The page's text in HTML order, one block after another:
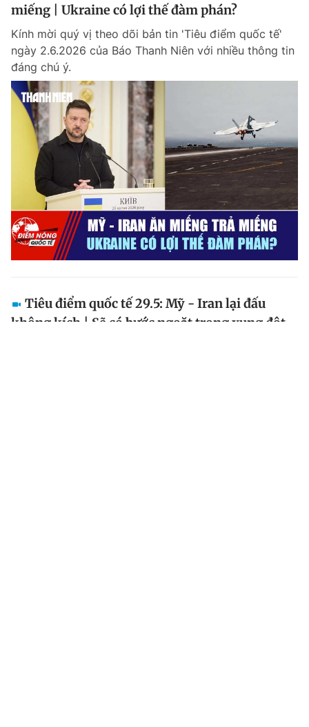
miếng | Ukraine có lợi thế đàm phán?
Kính mời quý vị theo dõi bản tin 'Tiêu điểm quốc tế'
ngày 2.6.2026 của Báo Thanh Niên với nhiều thông tin
đáng chú ý.
Tiêu điểm quốc tế 29.5: Mỹ - Iran lại đấu
không kích | Sẽ có bước ngoặt trong xung đột